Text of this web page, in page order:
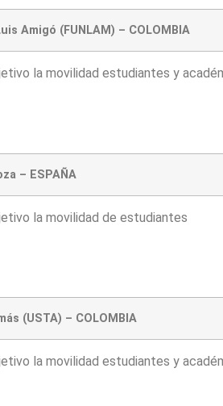
Amigó (FUNLAM) – COLOMBIA
la movilidad estudiantes y
– ESPAÑA
la movilidad de estudiantes
(USTA) – COLOMBIA
la movilidad estudiantes y